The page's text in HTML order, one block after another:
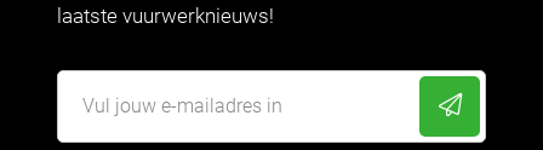
laatste vuurwerknieuws!